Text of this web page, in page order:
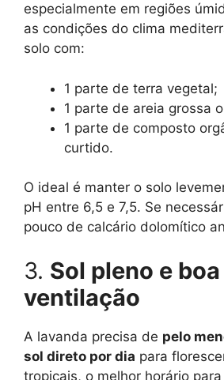
especialmente em regiões
as condições do clima
solo com:
1 parte de terra vegetal;
1 parte de areia grossa
1 parte de composto
curtido.
O ideal é manter o solo
pH entre 6,5 e 7,5. Se
pouco de calcário dolomítico
3. Sol pleno e boa
ventilação
A lavanda precisa de pelo
sol direto por dia para
tropicais, o melhor horário